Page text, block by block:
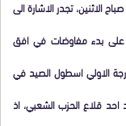
الاثنين، تجدر الاشارة الى
على بدء مفاوضات في افق
الاولي اسطول الصيد في
احد قلاع الحزب الشعبي، اذ